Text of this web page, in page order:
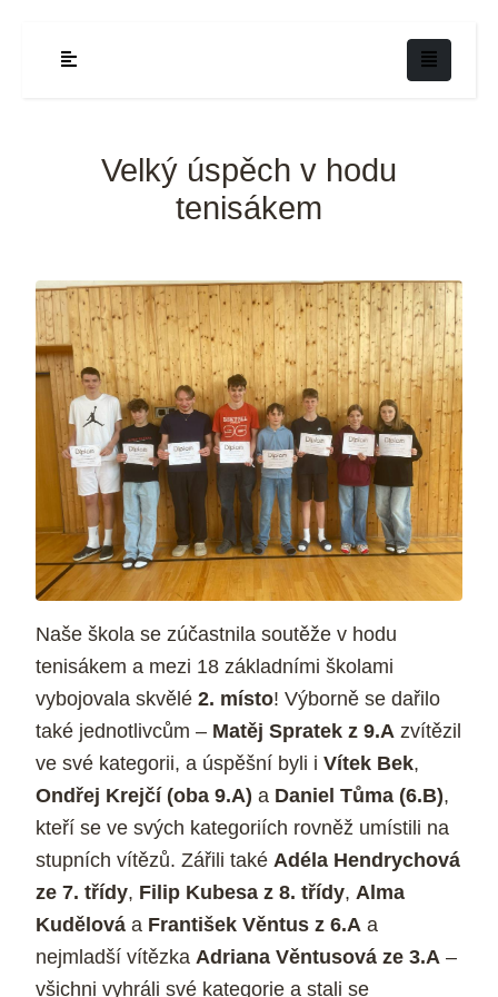
Velký úspěch v hodu
tenisákem
Naše škola se zúčastnila soutěže v hodu
tenisákem a mezi 18 základními školami
vybojovala skvělé 2. místo! Výborně se dařilo
také jednotlivcům – Matěj Spratek z 9.A zvítězil
ve své kategorii, a úspěšní byli i Vítek Bek,
Ondřej Krejčí (oba 9.A) a Daniel Tůma (6.B),
kteří se ve svých kategoriích rovněž umístili na
stupních vítězů. Zářili také Adéla Hendrychová
ze 7. třídy, Filip Kubesa z 8. třídy, Alma
Kudělová a František Věntus z 6.A a
nejmladší vítězka Adriana Věntusová ze 3.A –
všichni vyhráli své kategorie a stali se